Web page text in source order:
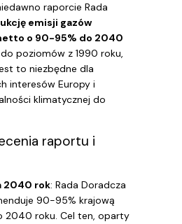
raporcie Rada
emisji gazów
o 90-95% do 2040
poziomów z 1990 roku,
to niezbędne dla
interesów Europy i
klimatycznej do
raportu i
2040 rok: Rada Doradcza
90-95% krajową
2040 roku. Cel ten, oparty